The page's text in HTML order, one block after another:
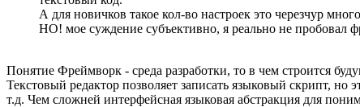
А для новичков такое кол-во настроек это черезчур
НО! мое суждение субъективно, я реально не пробовал
Понятие Фреймворк - среда разработки, то в чем строится
Текстовый редактор позволяет записать языковый скрипт,
т.д. Чем сложней интерфейсная языковая абстракция для